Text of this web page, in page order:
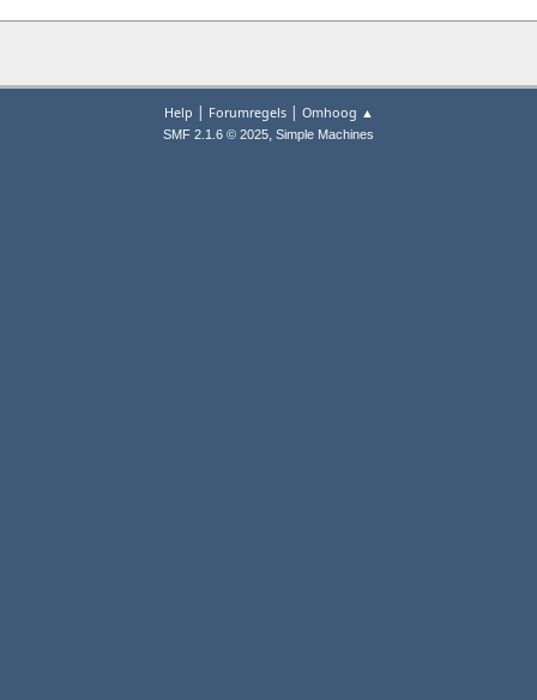
Help | Forumregels| Omhoog ▲
SMF 2.1.6 © 2025, Simple Machines